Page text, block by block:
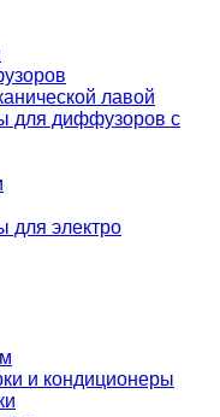
лавой
для диффузоров с
для электро
и кондиционеры